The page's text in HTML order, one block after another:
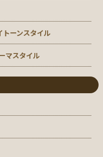
ーンスタイル
マスタイル